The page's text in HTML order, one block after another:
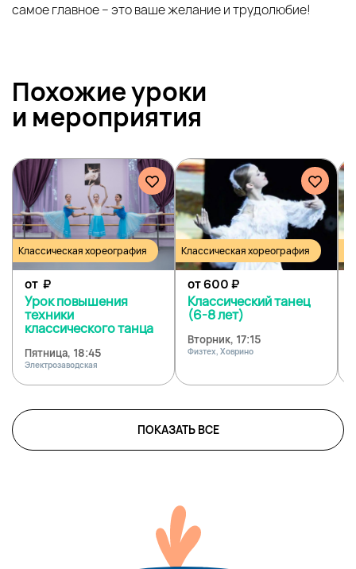
самое главное – это ваше желание и трудолюбие!
Похожие уроки
и мероприятия
Классическая хореография
от ₽
Урок повышения
техники
классического танца
Пятница, 18:45
Электрозаводская
Классическая хореография
от 600₽
Классический танец
(6-8 лет)
Вторник, 17:15
Физтех, Ховрино
ПОКАЗАТЬ ВСЕ